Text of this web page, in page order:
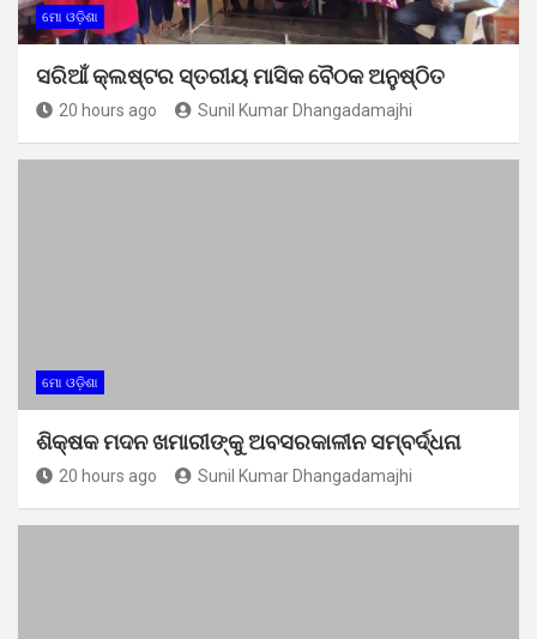
ମୋ ଓଡ଼ିଶା
ସରିଆଁ କ୍ଲଷ୍ଟର ସ୍ତରୀୟ ମାସିକ ବୈଠକ ଅନୁଷ୍ଠିତ
20 hours ago Sunil Kumar Dhangadamajhi
ମୋ ଓଡ଼ିଶା
ଶିକ୍ଷକ ମଦନ ଖମାରୀଙ୍କୁ ଅବସରକାଳୀନ ସମ୍ବର୍ଦ୍ଧନା
20 hours ago Sunil Kumar Dhangadamajhi